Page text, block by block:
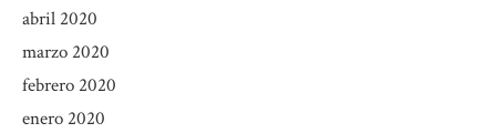
abril 2020
marzo 2020
febrero 2020
enero 2020